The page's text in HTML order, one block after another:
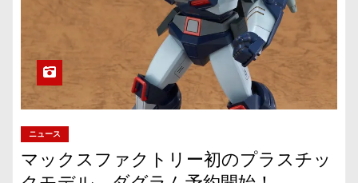
ニュース
マックスファクトリー初のプラスチッ